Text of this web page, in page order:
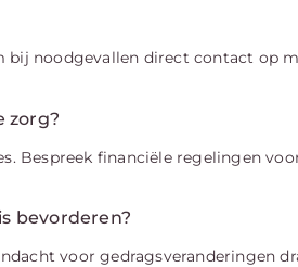
bij noodgevallen direct contact op
zorg?
Bespreek financiële regelingen
bevorderen?
voor gedragsveranderingen